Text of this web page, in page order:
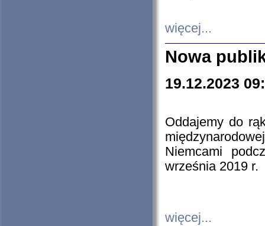
więcej...
Nowa
19.12.2023
Oddajemy do
Niemcami
września 2019 r.
więcej...